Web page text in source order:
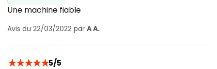
Une machine fiable
Avis du 22/03/2022 par A A.
★★★★★5/5